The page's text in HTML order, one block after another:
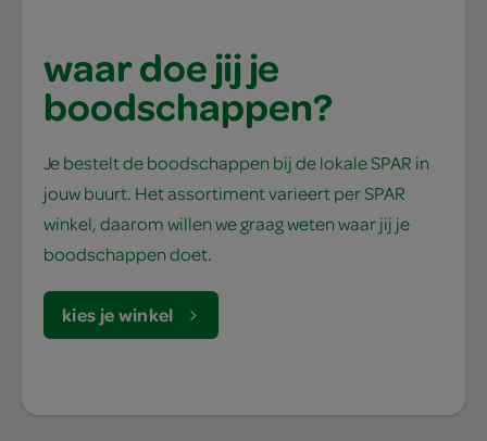
waar doe jij je
boodschappen?
Je bestelt de boodschappen bij de lokale SPAR in
jouw buurt. Het assortiment varieert per SPAR
winkel, daarom willen we graag weten waar jij je
boodschappen doet.
kies je winkel